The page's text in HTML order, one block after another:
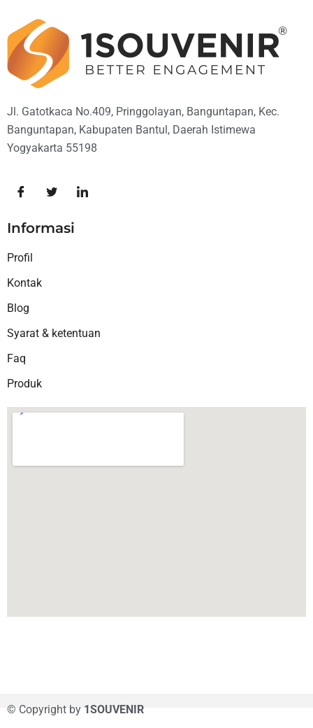
Jl. Gatotkaca No.409, Pringgolayan, Banguntapan, Kec.
Banguntapan, Kabupaten Bantul, Daerah Istimewa
Yogyakarta 55198
Informasi
Profil
Kontak
Blog
Syarat & ketentuan
Faq
Produk
© Copyright by 1SOUVENIR